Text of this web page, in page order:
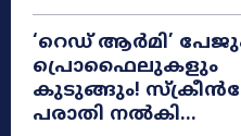
​‘റെഡ് ആർമി’
പ്രൊഫൈലുകളും
കുടുങ്ങും!
പരാതി നൽകി...